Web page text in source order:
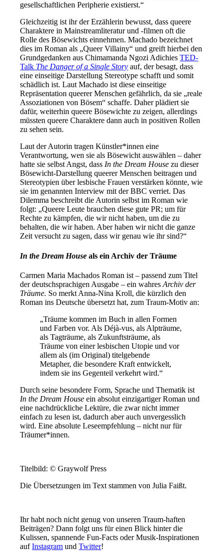
gesellschaftlichen Peripherie existierst.“
Gleichzeitig ist ihr der Erzählerin bewusst, dass queere
Charaktere in Mainstreamliteratur und -filmen oft die
Rolle des Bösewichts einnehmen. Machado bezeichnet
dies im Roman als „Queer Villainy“ und greift hierbei den
Grundgedanken aus Chimamanda Ngozi AdichiesTED-
Talk The Danger of a Single Story auf, der besagt, dass
eine einseitige Darstellung Stereotype schafft und somit
schädlich ist. Laut Machado ist diese einseitige
Repräsentation queerer Menschen gefährlich, da sie „reale
Assoziationen von Bösem“ schaffe. Daher plädiert sie
dafür, weiterhin queere Bösewichte zu zeigen, allerdings
müssten queere Charaktere dann auch in positiven Rollen
zu sehen sein.
Laut der Autorin tragen Künstler*innen eine
Verantwortung, wen sie als Bösewicht auswählen – daher
hatte sie selbst Angst, dass In the Dream House zu dieser
Bösewicht-Darstellung queerer Menschen beitragen und
Stereotypien über lesbische Frauen verstärken könnte, wie
sie im genannten Interview mit der BBC verriet. Das
Dilemma beschreibt die Autorin selbst im Roman wie
folgt: „Queere Leute brauchen diese gute PR; um für
Rechte zu kämpfen, die wir nicht haben, um die zu
behalten, die wir haben. Aber haben wir nicht die ganze
Zeit versucht zu sagen, dass wir genau wie ihr sind?“
In the Dream House als ein Archiv der Träume
Carmen Maria Machados Roman ist – passend zum Titel
der deutschsprachigen Ausgabe – ein wahresArchiv der
Träume. So merkt Anna-Nina Kroll, die kürzlich den
Roman ins Deutsche übersetzt hat, zum Traum-Motiv an:
„Träume kommen im Buch in allen Formen
und Farben vor. Als Déjà-vus, als Alpträume,
als Tagträume, als Zukunftsträume, als
Träume von einer lesbischen Utopie und vor
allem als (im Original) titelgebende
Metapher, die besondere Kraft entwickelt,
indem sie ins Gegenteil verkehrt wird.“
Durch seine besondere Form, Sprache und Thematik ist
In the Dream Houseein absolut einzigartiger Roman und
eine nachdrückliche Lektüre, die zwar nicht immer
einfach zu lesen ist, dadurch aber auch unvergesslich
wird. Eine absolute Leseempfehlung – nicht nur für
Träumer*innen.
Titelbild: © Graywolf Press
Die Übersetzungen im Text stammen von Julia Faißt.
Ihr habt noch nicht genug von unseren Traum-haften
Beiträgen? Dann folgt uns für einen Blick hinter die
Kulissen, spannende Fun-Facts oder Musik-Inspirationen
aufInstagram undTwitter!